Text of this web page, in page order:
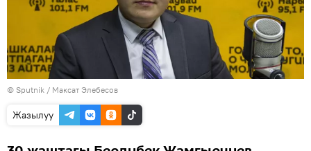
© Sputnik / Максат Элебесов
Жазылуу